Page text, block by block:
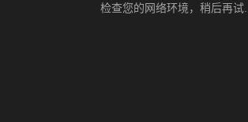
检查您的网络环境，稍后再试...